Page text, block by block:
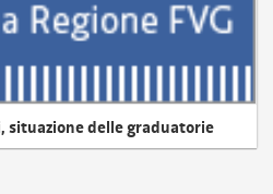
situazione delle graduatorie